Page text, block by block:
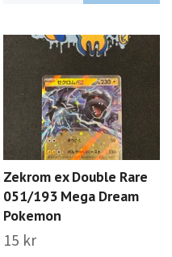
Zekrom ex Double Rare
051/193 Mega Dream
Pokemon
15 kr